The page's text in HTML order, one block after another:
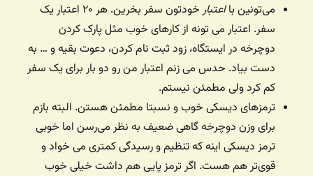
می‌تونین بااعتبار
خودتون سفر بخرین. هر ۲۰ اعتبار یک
سفر. اعتبار می تونه از کارهای خوب مثل پارک کردن
دوچرخه در ایستگاه، زود ثبت نام کردن، دعوت بقیه و … به
دست بیاد. حدس می زنم اعتبار من رو دو بار برای یک سفر
کم کرد ولی مطمئن نیستم.
ترمزهای دیسکی خوب و نسبتا مطمئن هستن. البته بازم
برای وزن دوچرخه گاهی ضعیف به نظر می‌رسن اما خوبی
ترمز دیسکی اینه که تنظیم و رسیدگی کمتری می خواد و
قوی‌تر هم هست. اگر ترمز پایی هم داشت خیلی خوب